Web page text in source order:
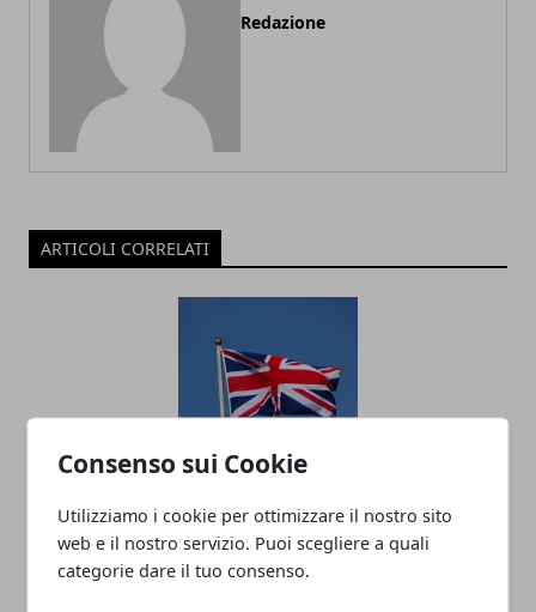
Consenso sui Cookie
Utilizziamo i cookie per ottimizzare il nostro sito
web e il nostro servizio. Puoi scegliere a quali
categorie dare il tuo consenso.
Redazione
ARTICOLI CORRELATI
Come insegnare l’inglese ai bambini
05/11/2022